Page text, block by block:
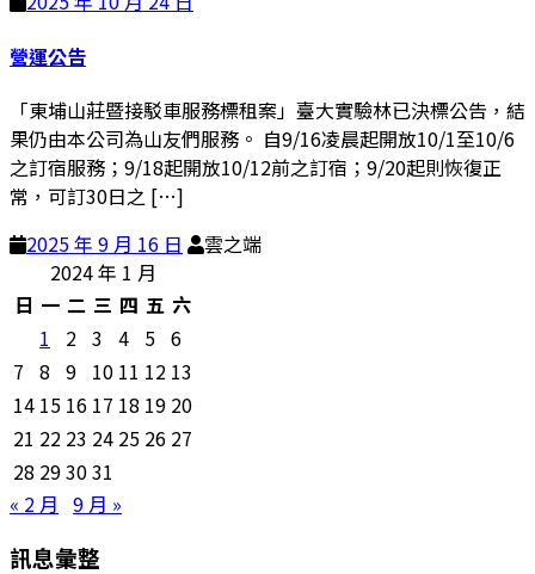
營運公告
「東埔山莊暨接駁車服務標租案」臺大實驗林已決標公告，結
果仍由本公司為山友們服務。 自9/16凌晨起開放10/1至10/6
之訂宿服務；9/18起開放10/12前之訂宿；9/20起則恢復正
常，可訂30日之 […]
2025 年 9 月 16 日
雲之端
2024 年 1 月
日 一 二 三 四 五 六
1
2 3 4 5 6
7 8 9 10 11 12 13
14 15 16 17 18 19 20
21 22 23 24 25 26 27
28 293031
« 2 月 9 月 »
訊息彙整